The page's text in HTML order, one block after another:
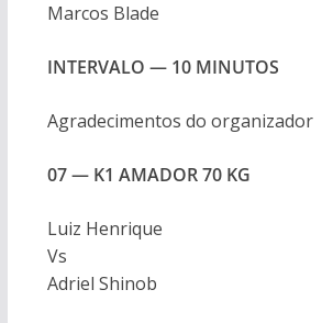
Marcos Blade
INTERVALO — 10 MINUTOS
Agradecimentos do organizador
07 — K1 AMADOR 70 KG
Luiz Henrique
Vs
Adriel Shinob